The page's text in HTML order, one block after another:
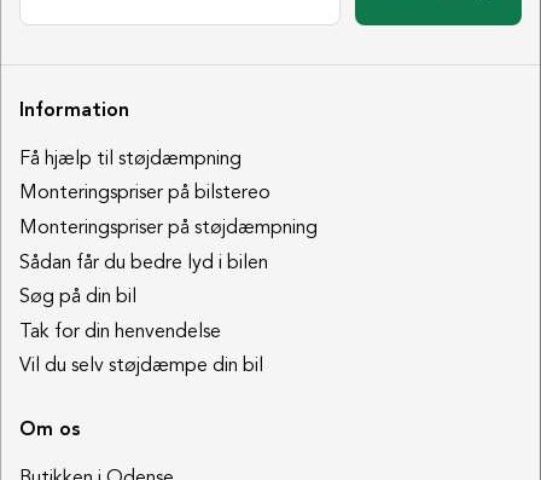
Information
Få hjælp til støjdæmpning
Monteringspriser på bilstereo
Monteringspriser på støjdæmpning
Sådan får du bedre lyd i bilen
Søg på din bil
Tak for din henvendelse
Vil du selv støjdæmpe din bil
Om os